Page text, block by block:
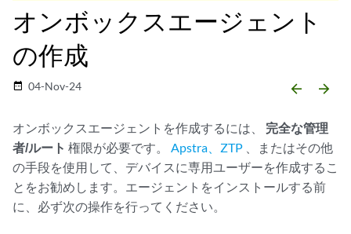
オンボックスエージェント
の作成
date_range 04-Nov-24 arrow_backward arrow_forward
オンボックスエージェントを作成するには、 完全な管理
者/ルート 権限が必要です。 Apstra、ZTP 、またはその他
の手段を使用して、デバイスに専用ユーザーを作成するこ
とをお勧めします。エージェントをインストールする前
に、必ず次の操作を行ってください。